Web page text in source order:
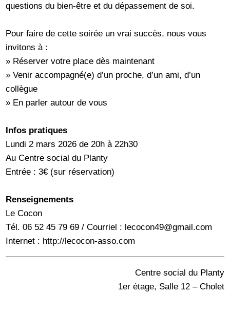
questions du bien-être et du dépassement de soi.
Pour faire de cette soirée un vrai succès, nous vous
invitons à :
» Réserver votre place dès maintenant
» Venir accompagné(e) d’un proche, d’un ami, d’un
collègue
» En parler autour de vous
Infos pratiques
Lundi 2 mars 2026 de 20h à 22h30
Au Centre social du Planty
Entrée : 3€ (sur réservation)
Renseignements
Le Cocon
Tél. 06 52 45 79 69 / Courriel : lecocon49@gmail.com
Internet : http://lecocon-asso.com
Centre social du Planty
1er étage, Salle 12 – Cholet